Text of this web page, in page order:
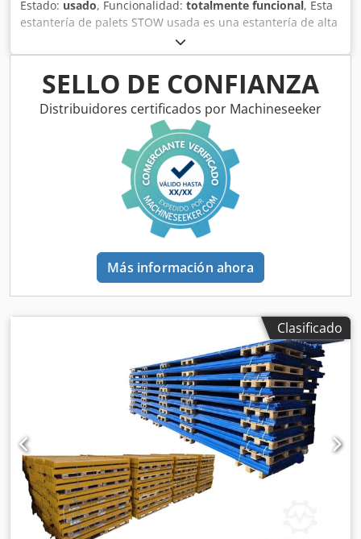
Estado: usado, Funcionalidad: totalmente funcional, Esta
estantería de palets STOW usada es una estantería de alta
resistencia, compacta y potente, pensada para exigencias
industriales de almacenaje. El sistema de estantería
modular de gran altura es ideal para logística, industria,
almacenes de gran capacidad y operadores logísticos. Con
una capacidad de carga por nivel de hasta 2.250 kg y una
carga por módulo de hasta 9.000 kg, este sistema de
estanterías para palets, disponible de inmediato, ofrece
una solución eficiente para el almacenamiento de
europalets y unidades de carga pesada. DETALLES DEL
PRODUCTO: - Altura: aprox. 1.050 cm - Profundidad: aprox.
110 cm - Longitud: aprox. 10.080 cm - Capacidad de carga
por nivel: 2.250 kg - Travesaños: aprox. 270 x 12 x 5 cm
PNB0472 - Color de los travesaños: lacado amarillo -
Bastidores: aprox. 1.050 x 110 cm, premontados - Color de
los bastidores: lacado azul - Niveles: suelo + 4 - Plazas para
palets: 540 incluidas las posiciones a nivel del suelo -
x Bastidores (aprox. 1.050 x 110 cm), premontados - 288 x
Travesaños (aprox. 270 x 12 x 5 cm) PNB0472 - 576 x
Pasadores de seguridad Precio: 13.160,00 € neto 15.660,40
€ bruto Se emite factura con IVA desglosado. Dkedpfx
Aiozrvx Rs Isr ENTREGA, MONTAJE Y REVISIÓN: - Entrega en
toda Alemania a través de nuestra empresa asociada de
transporte; el coste del flete depende del código postal -
Montaje y desmontaje profesional realizado
opcionalmente por equipos cualificados - Revisión de
estanterías conforme a DIN EN 15635 por inspectores
certificados - También revisamos estanterías pesadas de
otros fabricantes PLANIFICACIÓN Y ASESORAMIENTO:
Nuestro departamento de planificación le preparará una
SELLO DE CONFIANZA
Distribuidores certificados por Machineseeker
Más información ahora
Clasificado